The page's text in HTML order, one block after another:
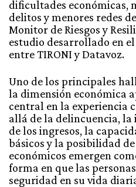
dificultades económicas,
delitos y menores redes
Monitor de Riesgos y
estudio desarrollado en
entre TIRONI y Datavoz.
Uno de los principales
la dimensión económica
central en la experiencia
allá de la delincuencia,
de los ingresos, la
básicos y la posibilidad
económicos emergen
forma en que las
seguridad en su vida